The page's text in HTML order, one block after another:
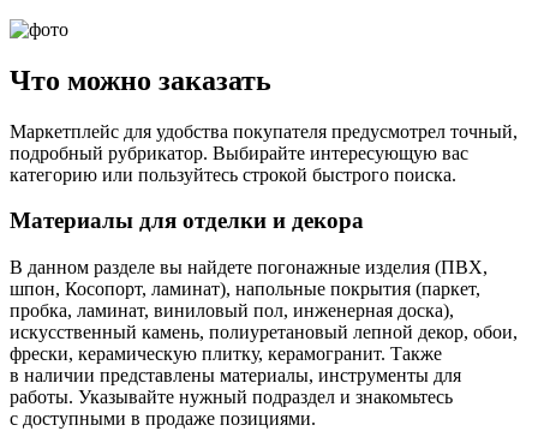
Что можно заказать
Маркетплейс для удобства покупателя предусмотрел точный,
подробный рубрикатор. Выбирайте интересующую вас
категорию или пользуйтесь строкой быстрого поиска.
Материалы для отделки и декора
В данном разделе вы найдете погонажные изделия (ПВХ,
шпон, Косопорт, ламинат), напольные покрытия (паркет,
пробка, ламинат, виниловый пол, инженерная доска),
искусственный камень, полиуретановый лепной декор, обои,
фрески, керамическую плитку, керамогранит. Также
в наличии представлены материалы, инструменты для
работы. Указывайте нужный подраздел и знакомьтесь
с доступными в продаже позициями.